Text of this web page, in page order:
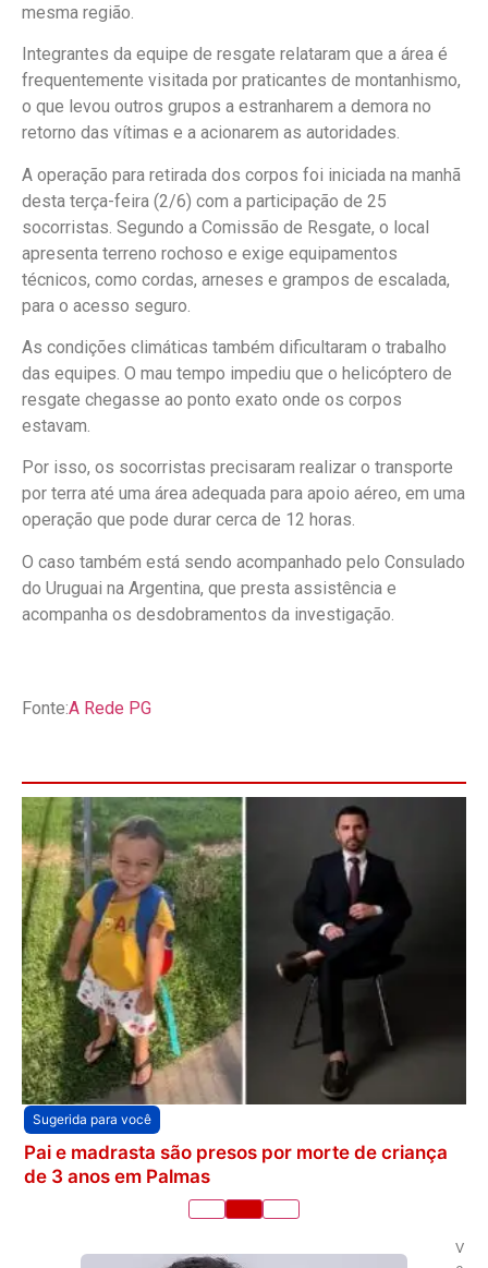
mesma região.
Integrantes da equipe de resgate relataram que a área é
frequentemente visitada por praticantes de montanhismo,
o que levou outros grupos a estranharem a demora no
retorno das vítimas e a acionarem as autoridades.
A operação para retirada dos corpos foi iniciada na manhã
desta terça-feira (2/6) com a participação de 25
socorristas. Segundo a Comissão de Resgate, o local
apresenta terreno rochoso e exige equipamentos
técnicos, como cordas, arneses e grampos de escalada,
para o acesso seguro.
As condições climáticas também dificultaram o trabalho
das equipes. O mau tempo impediu que o helicóptero de
resgate chegasse ao ponto exato onde os corpos
estavam.
Por isso, os socorristas precisaram realizar o transporte
por terra até uma área adequada para apoio aéreo, em uma
operação que pode durar cerca de 12 horas.
O caso também está sendo acompanhado pelo Consulado
do Uruguai na Argentina, que presta assistência e
acompanha os desdobramentos da investigação.
Fonte:A Rede PG
Sugerida para você
Pai e madrasta são presos por morte de criança
de 3 anos em Palmas
V